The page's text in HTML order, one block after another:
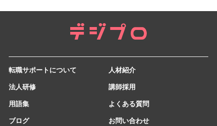
転職サポートについて 人材紹介
法人研修 講師採用
用語集 よくある質問
ブログ お問い合わせ